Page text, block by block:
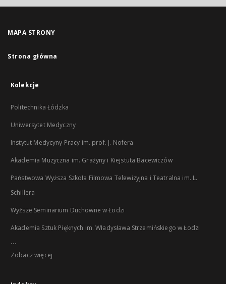
MAPA STRONY
Strona główna
Kolekcje
Politechnika Łódzka
Uniwersytet Medyczny
Instytut Medycyny Pracy im. prof. J. Nofera
Akademia Muzyczna im. Grażyny i Kiejstuta Bacewiczów
Państwowa Wyższa Szkoła Filmowa Telewizyjna i Teatralna im. L.
Schillera
Wyższe Seminarium Duchowne w Łodzi
Akademia Sztuk Pięknych im. Władysława Strzemińskiego w Łodzi
...
Zobacz więcej